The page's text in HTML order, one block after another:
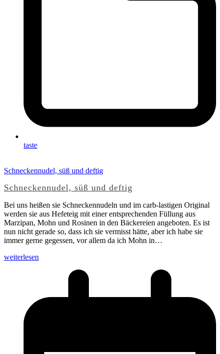
taste
Schneckennudel, süß und deftig
Schneckennudel, süß und deftig
Bei uns heißen sie Schneckennudeln und im carb-lastigen Original
werden sie aus Hefeteig mit einer entsprechenden Füllung aus
Marzipan, Mohn und Rosinen in den Bäckereien angeboten. Es ist
nun nicht gerade so, dass ich sie vermisst hätte, aber ich habe sie
immer gerne gegessen, vor allem da ich Mohn in…
weiterlesen